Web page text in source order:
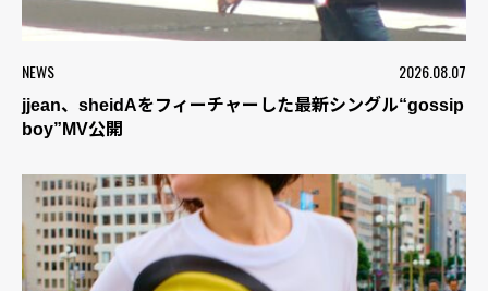
NEWS 2026.08.07
jjean、sheidAをフィーチャーした最新シングル“gossip
boy”MV公開